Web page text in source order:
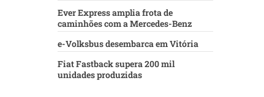
Ever Express amplia frota de
caminhões com a Mercedes-Benz
e-Volksbus desembarca em Vitória
Fiat Fastback supera 200 mil
unidades produzidas